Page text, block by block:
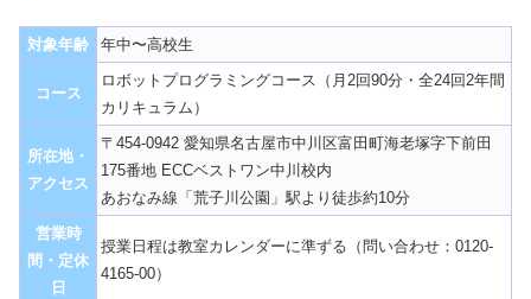
対象年齢 年中〜高校生
コース
ロボットプログラミングコース（月2回90分・全24回2年間
カリキュラム）
所在地・
アクセス
〒454-0942 愛知県名古屋市中川区富田町海老塚字下前田
175番地 ECCベストワン中川校内
あおなみ線「荒子川公園」駅より徒歩約10分
営業時
間・定休
日
授業日程は教室カレンダーに準ずる（問い合わせ：0120-
4165-00）